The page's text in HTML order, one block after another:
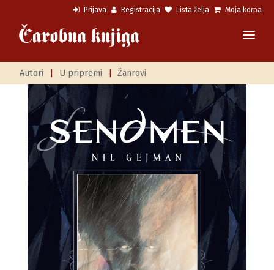
Prijava Registracija Lista želja Moja korpa
Autori U pripremi Žanrovi